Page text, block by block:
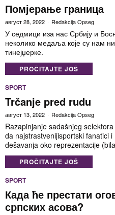
Помјерање граница
август 28, 2022 Redakcija Opseg
У седмици иза нас Србију и
неколико медаља које су нам
тинејџерке.
PROČITAJTE JOŠ
SPORT
Trčanje pred rudu
август 13, 2022 Redakcija Opseg
Razapinjanje sadašnjeg
da najstrastvenijisportski fanatici
dešavanja oko reprezentacije
PROČITAJTE JOŠ
SPORT
Када ће престати
српских асова?